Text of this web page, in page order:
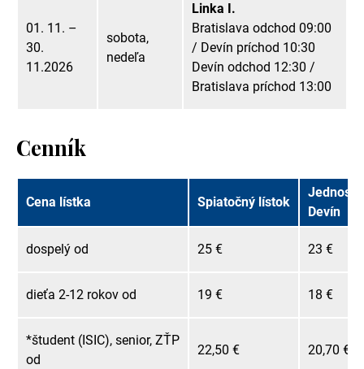
01. 11. –
30.
11.2026
sobota,
nedeľa
Linka I.
Bratislava odchod 09:00
/ Devín príchod 10:30
Devín odchod 12:30 /
Bratislava príchod 13:00
Cenník
Cena lístka Spiatočný lístok
Devín
dospelý od 25 € 23 €
dieťa 2-12 rokov od 19 € 18 €
*študent (ISIC), senior, ZŤP
od
22,50 € 20,70 €